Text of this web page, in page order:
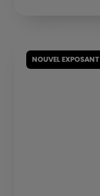
NOUVEL EXPOSANT